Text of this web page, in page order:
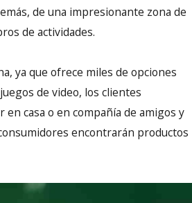
de una impresionante zona de
de actividades.
ya que ofrece miles de opciones
de video, los clientes
casa o en compañía de amigos y
encontrarán productos